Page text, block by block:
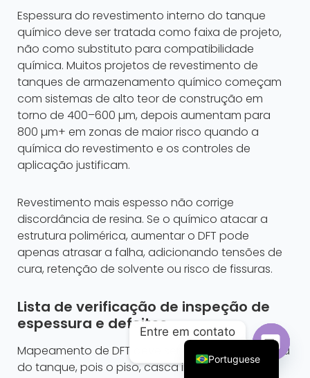
Espessura do revestimento interno do tanque
químico deve ser tratada como faixa de projeto,
não como substituto para compatibilidade
química. Muitos projetos de revestimento de
tanques de armazenamento químico começam
com sistemas de alto teor de construção em
torno de 400–600 µm, depois aumentam para
800 µm+ em zonas de maior risco quando a
química do revestimento e os controles de
aplicação justificam.
Revestimento mais espesso não corrige
discordância de resina. Se o químico atacar a
estrutura polimérica, aumentar o DFT pode
apenas atrasar a falha, adicionando tensões de
cura, retenção de solvente ou risco de fissuras.
Lista de verificação de inspeção de
espessura e defeitos
Mapeamento de DFT deve ser concluído por zona
do tanque, pois o piso, casca inferior, casca
Portuguese
English
French
Arabic
Entre em contato